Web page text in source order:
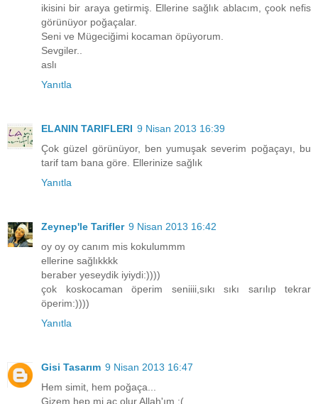
ikisini bir araya getirmiş. Ellerine sağlık ablacım, çook nefis
görünüyor poğaçalar.
Seni ve Mügeciğimi kocaman öpüyorum.
Sevgiler..
aslı
Yanıtla
ELANIN TARIFLERI 9 Nisan 2013 16:39
Çok güzel görünüyor, ben yumuşak severim poğaçayı, bu
tarif tam bana göre. Ellerinize sağlık
Yanıtla
Zeynep'le Tarifler 9 Nisan 2013 16:42
oy oy oy canım mis kokulummm
ellerine sağlıkkkk
beraber yeseydik iyiydi:))))
çok koskocaman öperim seniiii,sıkı sıkı sarılıp tekrar
öperim:))))
Yanıtla
Gisi Tasarım 9 Nisan 2013 16:47
Hem simit, hem poğaça...
Gizem hep mi aç olur Allah'ım :(